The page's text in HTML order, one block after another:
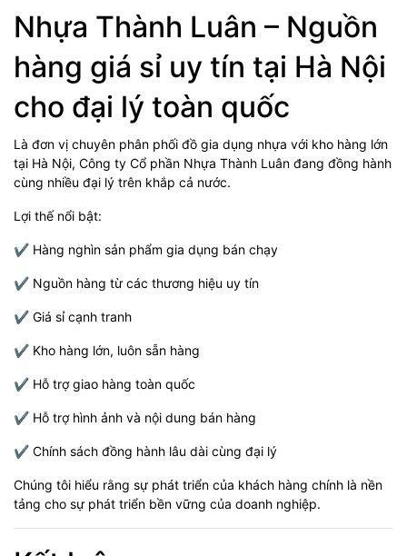
Nhựa Thành Luân – Nguồn
hàng giá sỉ uy tín tại Hà Nội
cho đại lý toàn quốc
Là đơn vị chuyên phân phối đồ gia dụng nhựa với kho hàng lớn
tại Hà Nội, Công ty Cổ phần Nhựa Thành Luân đang đồng hành
cùng nhiều đại lý trên khắp cả nước.
Lợi thế nổi bật:
✔ Hàng nghìn sản phẩm gia dụng bán chạy
✔ Nguồn hàng từ các thương hiệu uy tín
✔ Giá sỉ cạnh tranh
✔ Kho hàng lớn, luôn sẵn hàng
✔ Hỗ trợ giao hàng toàn quốc
✔ Hỗ trợ hình ảnh và nội dung bán hàng
✔ Chính sách đồng hành lâu dài cùng đại lý
Chúng tôi hiểu rằng sự phát triển của khách hàng chính là nền
tảng cho sự phát triển bền vững của doanh nghiệp.